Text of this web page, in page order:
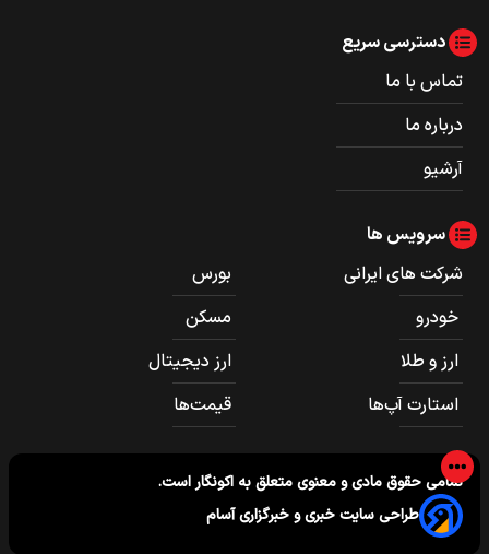
دسترسی سریع
تماس با ما
درباره ما
آرشیو
سرویس ها
شرکت های ایرانی
بورس
خودرو
مسکن
ارز و طلا
ارز دیجیتال
استارت آپ‌ها
قیمت‌ها
تمامی حقوق مادی و معنوی متعلق به اکونگاراست.
طراحی سایت خبری و خبرگزاری آسام